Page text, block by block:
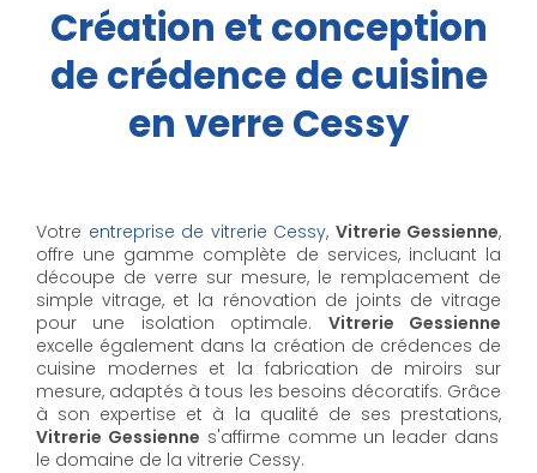
Création et conception
de crédence de cuisine
en verre Cessy
Votre entreprise de vitrerie Cessy, Vitrerie Gessienne,
offre une gamme complète de services, incluant la
découpe de verre sur mesure, le remplacement de
simple vitrage, et la rénovation de joints de vitrage
pour une isolation optimale. Vitrerie Gessienne
excelle également dans la création de crédences de
cuisine modernes et la fabrication de miroirs sur
mesure, adaptés à tous les besoins décoratifs. Grâce
à son expertise et à la qualité de ses prestations,
Vitrerie Gessienne s'affirme comme un leader dans
le domaine de la vitrerie Cessy.